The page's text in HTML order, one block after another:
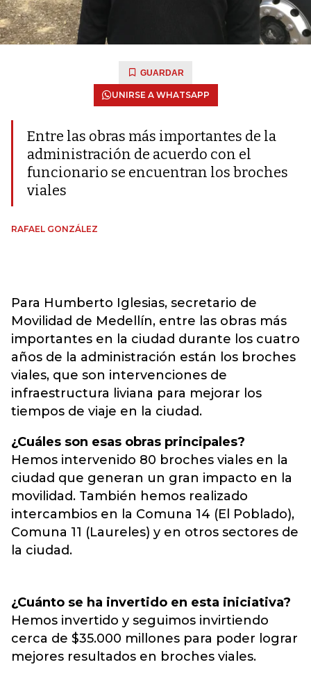
GUARDAR
UNIRSE A WHATSAPP
Entre las obras más importantes de la
administración de acuerdo con el
funcionario se encuentran los broches
viales
RAFAEL GONZÁLEZ
Para Humberto Iglesias, secretario de
Movilidad de Medellín, entre las obras más
importantes en la ciudad durante los cuatro
años de la administración están los broches
viales, que son intervenciones de
infraestructura liviana para mejorar los
tiempos de viaje en la ciudad.
¿Cuáles son esas obras principales?
Hemos intervenido 80 broches viales en la
ciudad que generan un gran impacto en la
movilidad. También hemos realizado
intercambios en la Comuna 14 (El Poblado),
Comuna 11 (Laureles) y en otros sectores de
la ciudad.
¿Cuánto se ha invertido en esta iniciativa?
Hemos invertido y seguimos invirtiendo
cerca de $35.000 millones para poder lograr
mejores resultados en broches viales.